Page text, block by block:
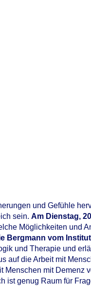
und Gefühle
sein. Am Dienstag,
Möglichkeiten und
Bergmann vom
und Therapie und
auf die Arbeit mit
Menschen mit Demenz
ist genug Raum für